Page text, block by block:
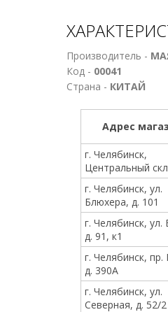
Производитель -
Код - 00041
Страна - КИТАЙ
Адрес
г. Челябинск,
Центральный
г. Челябинск, ул.
Блюхера, д. 101
г. Челябинск,
д. 91, к1
г. Челябинск,
д. 390А
г. Челябинск, ул.
Северная, д. 52/2